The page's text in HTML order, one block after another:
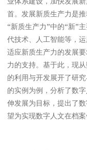
首。发展新质生产力是
“新质生产力”中的“新”
代技术、人工智能等，
适应新质生产力的发展
力的支持。基于此，现
的利用与开发展开了研
的实例为例，分析了数
伸发展为目标，提出了
望为实现数字人文在档